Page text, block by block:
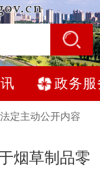
政务服
法定主动公开内容
烟草制品零